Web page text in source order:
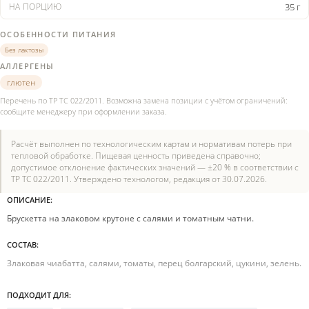
35 г
ОСОБЕННОСТИ ПИТАНИЯ
Без лактозы
АЛЛЕРГЕНЫ
глютен
Перечень по ТР ТС 022/2011. Возможна замена позиции с учётом ограничений:
сообщите менеджеру при оформлении заказа.
Расчёт выполнен по технологическим картам и нормативам потерь при
тепловой обработке. Пищевая ценность приведена справочно;
допустимое отклонение фактических значений — ±20 % в соответствии с
ТР ТС 022/2011. Утверждено технологом, редакция от 30.07.2026.
ОПИСАНИЕ:
Брускетта на злаковом крутоне с салями и томатным чатни.
СОСТАВ:
Злаковая чиабатта, салями, томаты, перец болгарский, цукини, зелень.
ПОДХОДИТ ДЛЯ: